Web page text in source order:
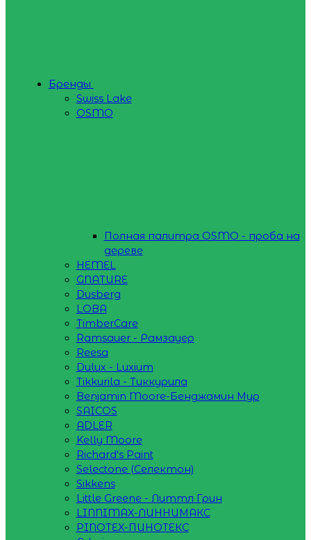
Бренды
Swiss Lake
OSMO
Полная палитра OSMO - проба на
дереве
HEMEL
GNATURE
Dusberg
LOBA
TimberCare
Ramsauer - Рамзауер
Reesa
Dulux - Luxium
Tikkurila - Тиккурила
Benjamin Moore-Бенджамин Мур
SAICOS
ADLER
Kelly Moore
Richard's Paint
Selectone (Селектон)
Sikkens
Little Greene - Литтл Грин
LINNIMAX-ЛИННИМАКС
PINOTEX-ПИНОТЕКС